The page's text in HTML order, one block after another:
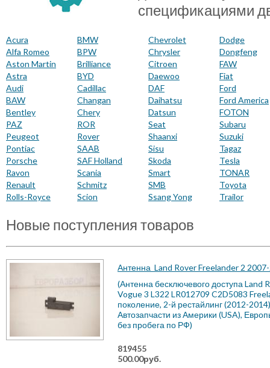
спецификациями
Acura
Alfa Romeo
Aston Martin
Astra
Audi
BAW
Bentley
BMW
BPW
Brilliance
BYD
Cadillac
Changan
Chery
Chevrolet
Chrysler
Citroen
Daewoo
DAF
Daihatsu
Datsun
Dodge
Dongfeng
FAW
Fiat
Ford
Ford America
FOTON
PAZ
Peugeot
Pontiac
Porsche
Ravon
Renault
Rolls-Royce
ROR
Rover
SAAB
SAF Holland
Scania
Schmitz
Scion
Seat
Shaanxi
Sisu
Skoda
Smart
SMB
Ssang Yong
Subaru
Suzuki
Tagaz
Tesla
TONAR
Toyota
Trailor
Новые поступления товаров
Антенна Land Rover Freelander 2
(Антенна бесключевого доступа Land
Vogue 3 L322 LR012709 C2D5083
поколение, 2-й рестайлинг (2012-2014)
Автозапчасти из Америки (USA),
без пробега по РФ)
819455
500.00руб.